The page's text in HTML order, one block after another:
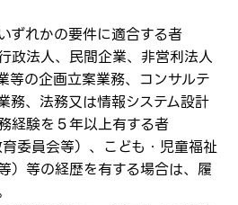
ずれかの要件に適合する者
政法人、民間企業、非営利法人
等の企画立案業務、コンサルテ
務、法務又は情報システム設計
経験を５年以上有する者
委員会等）、こども・児童福祉
）等の経歴を有する場合は、履